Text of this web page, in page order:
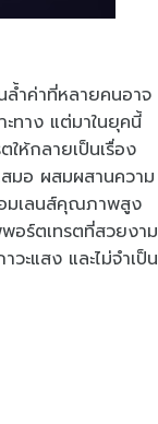
ล้ำค่าที่หลายคนอาจ
ทาง แต่มาในยุคนี้
ห้กลายเป็นเรื่อง
มอ ผสมผสานความ
มเลนส์คุณภาพสูง
อร์ตเทรตที่สวยงาม
ะแสง และไม่จำเป็น